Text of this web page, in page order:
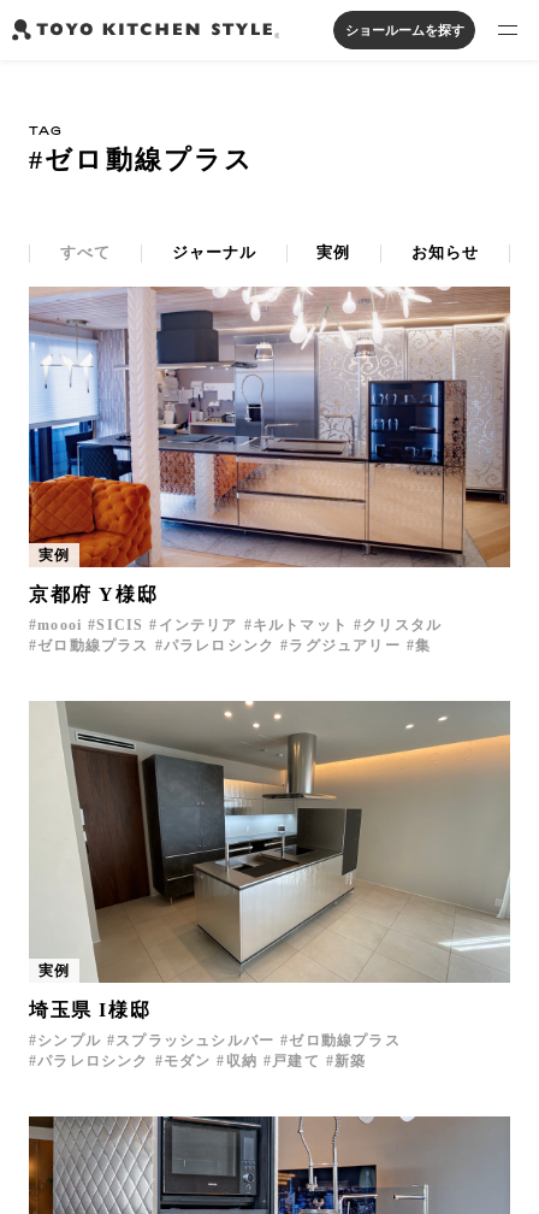
オープンキッチン
ペニンシュラキッチン
システムキッチン
実例から探す
私たちについて
ジャーナルを読む
オンラインストア
お知らせ
カタログを見る
よくあるご質問
お問い合わせ
サポート
LANGUAGE :
EN
オンライン見積もり ショールームを探す
ショールームを探す
TAG
#ゼロ動線プラス
すべて ジャーナル 実例 お知らせ
実例
京都府 Y様邸
moooi SICIS インテリア キルトマット
クリスタル
ゼロ動線プラス
パラレロシンク ラグジュアリー 集
実例
埼玉県 I様邸
シンプル スプラッシュシルバー
ゼロ動線プラス
パラレロシンク
モダン 収納 戸建て 新築